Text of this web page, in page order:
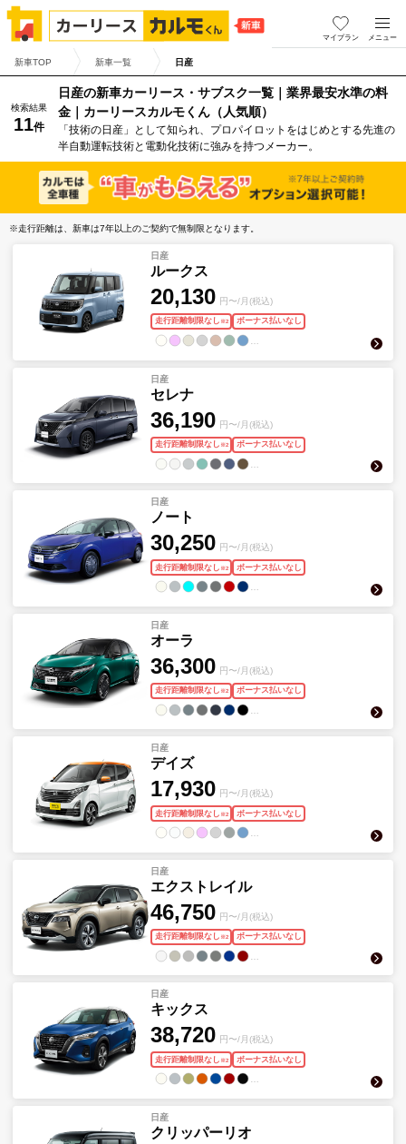
マイプラン メニュー
新車TOP 新車一覧 日産
検索結果
11件
日産の新車カーリース・サブスク一覧｜業界最安水準の料
金｜カーリースカルモくん（人気順）
「技術の日産」として知られ、プロパイロットをはじめとする先進の
半自動運転技術と電動化技術に強みを持つメーカー。
※走行距離は、新車は7年以上のご契約で無制限となります。
日産
ルークス
20,130 円〜/月(税込)
走行距離制限なし ※2 ボーナス払いなし
…
日産
セレナ
36,190 円〜/月(税込)
走行距離制限なし ※2 ボーナス払いなし
日産
ノート
30,250 円〜/月(税込)
走行距離制限なし ※2 ボーナス払いなし
…
日産
オーラ
36,300 円〜/月(税込)
走行距離制限なし ※2 ボーナス払いなし
日産
デイズ
17,930 円〜/月(税込)
走行距離制限なし ※2 ボーナス払いなし
…
日産
エクストレイル
46,750 円〜/月(税込)
走行距離制限なし ※2 ボーナス払いなし
日産
キックス
38,720 円〜/月(税込)
走行距離制限なし ※2 ボーナス払いなし
…
日産
クリッパーリオ